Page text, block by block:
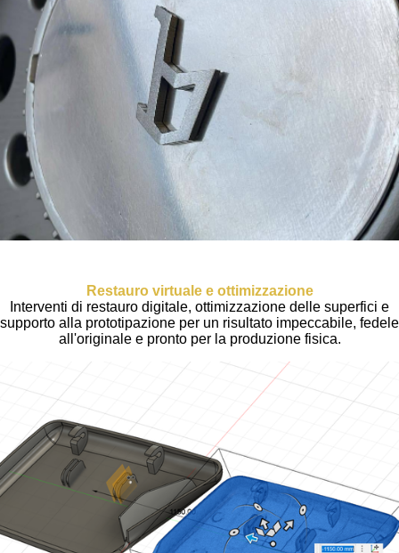
Restauro virtuale e ottimizzazione
Interventi di restauro digitale, ottimizzazione delle superfici e
supporto alla prototipazione per un risultato impeccabile, fedele
all'originale e pronto per la produzione fisica.